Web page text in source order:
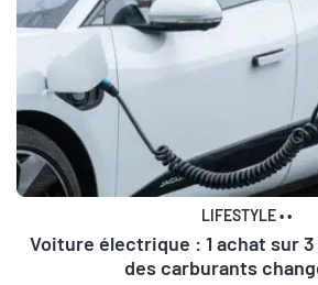
LIFESTYLE••
Voiture électrique : 1 achat sur
des carburants